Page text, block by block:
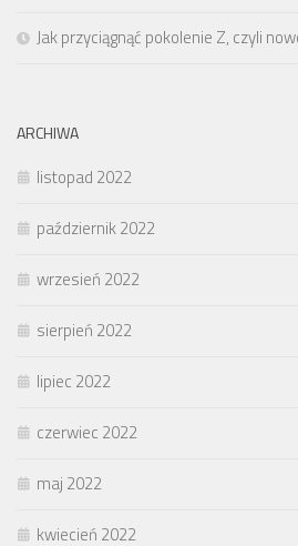
Jak przyciągnąć pokolenie Z, czyli
ARCHIWA
listopad 2022
październik 2022
wrzesień 2022
sierpień 2022
lipiec 2022
czerwiec 2022
maj 2022
kwiecień 2022